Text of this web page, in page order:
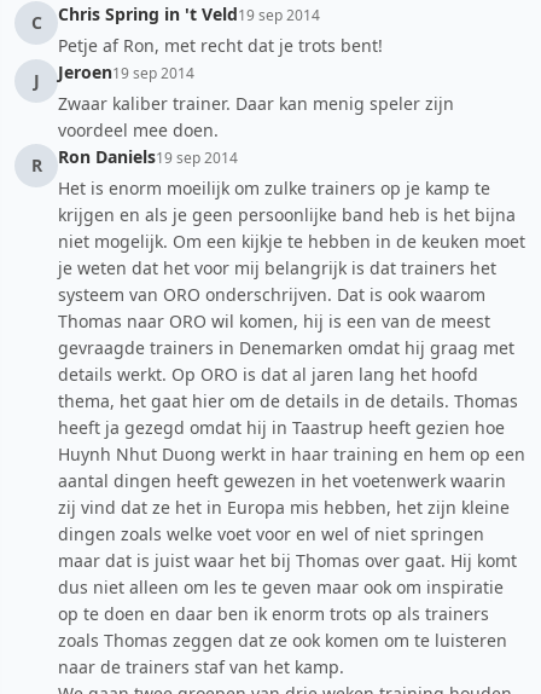
C
Chris Spring in 't Veld19 sep 2014
Petje af Ron, met recht dat je trots bent!
J
Jeroen19 sep 2014
Zwaar kaliber trainer. Daar kan menig speler zijn
voordeel mee doen.
R
Ron Daniels19 sep 2014
Het is enorm moeilijk om zulke trainers op je kamp te
krijgen en als je geen persoonlijke band heb is het bijna
niet mogelijk. Om een kijkje te hebben in de keuken moet
je weten dat het voor mij belangrijk is dat trainers het
systeem van ORO onderschrijven. Dat is ook waarom
Thomas naar ORO wil komen, hij is een van de meest
gevraagde trainers in Denemarken omdat hij graag met
details werkt. Op ORO is dat al jaren lang het hoofd
thema, het gaat hier om de details in de details. Thomas
heeft ja gezegd omdat hij in Taastrup heeft gezien hoe
Huynh Nhut Duong werkt in haar training en hem op een
aantal dingen heeft gewezen in het voetenwerk waarin
zij vind dat ze het in Europa mis hebben, het zijn kleine
dingen zoals welke voet voor en wel of niet springen
maar dat is juist waar het bij Thomas over gaat. Hij komt
dus niet alleen om les te geven maar ook om inspiratie
op te doen en daar ben ik enorm trots op als trainers
zoals Thomas zeggen dat ze ook komen om te luisteren
naar de trainers staf van het kamp.